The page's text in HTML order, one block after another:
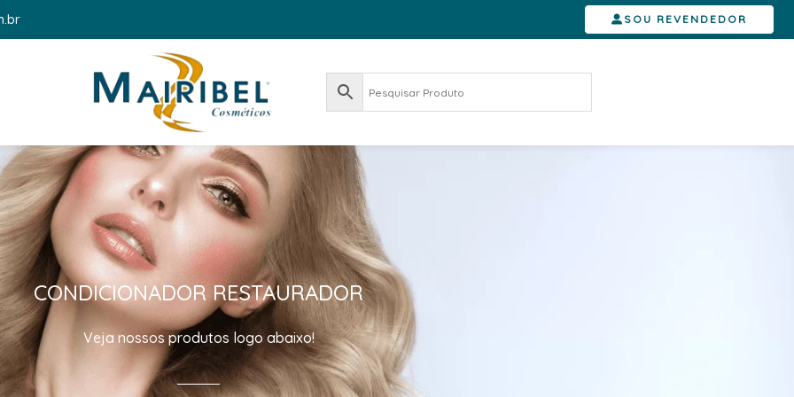
SOU REVENDEDOR
CONDICIONADOR RESTAURADOR
Veja nossos produtos logo abaixo!